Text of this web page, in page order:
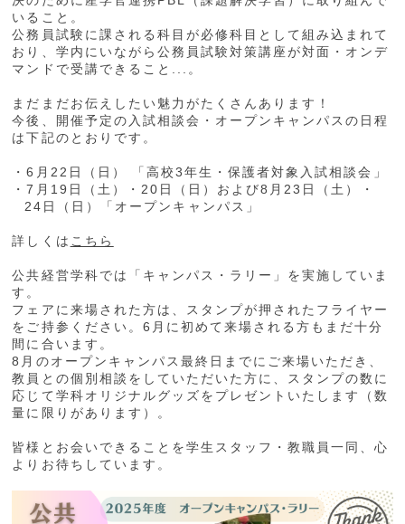
いること。
公務員試験に課される科目が必修科目として組み込まれて
おり、学内にいながら公務員試験対策講座が対面・オンデ
マンドで受講できること...。
まだまだお伝えしたい魅力がたくさんあります！
今後、開催予定の入試相談会・オープンキャンパスの日程
は下記のとおりです。
・6月22日（日） 「高校3年生・保護者対象入試相談会」
・7月19日（土）・20日（日）および8月23日（土）・
24日（日）「オープンキャンパス」
詳しくは こちら
公共経営学科では「キャンパス・ラリー」を実施していま
す。
フェアに来場された方は、スタンプが押されたフライヤー
をご持参ください。6月に初めて来場される方もまだ十分
間に合います。
8月のオープンキャンパス最終日までにご来場いただき、
教員との個別相談をしていただいた方に、スタンプの数に
応じて学科オリジナルグッズをプレゼントいたします（数
量に限りがあります）。
皆様とお会いできることを学生スタッフ・教職員一同、心
よりお待ちしています。